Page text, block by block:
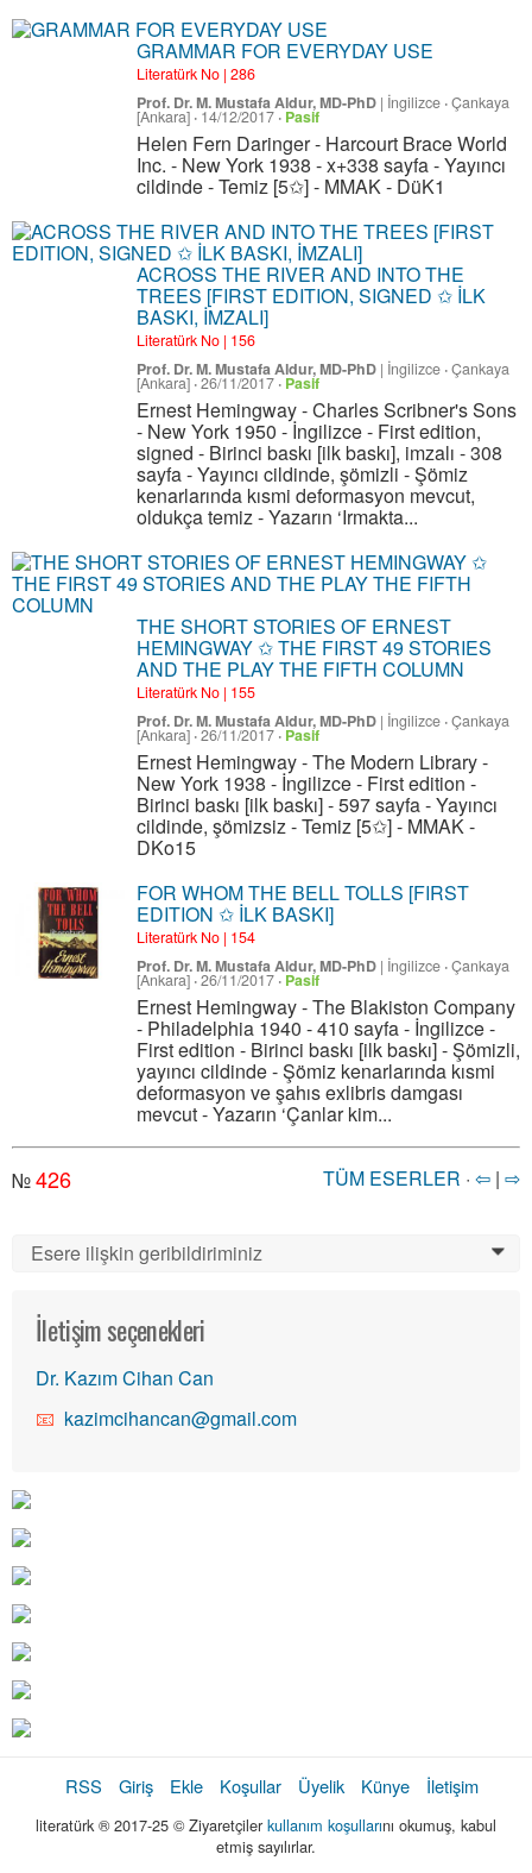
GRAMMAR FOR EVERYDAY USE
Literatürk No | 286
Prof. Dr. M. Mustafa Aldur, MD-PhD | İngilizce ·Çankaya
[Ankara] · 14/12/2017 · Pasif
Helen Fern Daringer - Harcourt Brace World
Inc. - New York 1938 - x+338 sayfa - Yayıncı
cildinde - Temiz [5✩] - MMAK - DüK1
ACROSS THE RIVER AND INTO THE
TREES [FIRST EDITION, SIGNED ✩ İLK
BASKI, İMZALI]
Literatürk No | 156
Prof. Dr. M. Mustafa Aldur, MD-PhD | İngilizce ·Çankaya
[Ankara] ·26/11/2017 · Pasif
Ernest Hemingway - Charles Scribner's Sons
- New York 1950 - İngilizce - First edition,
signed - Birinci baskı [ilk baskı], imzalı - 308
sayfa - Yayıncı cildinde, şömizli - Şömiz
kenarlarında kısmi deformasyon mevcut,
oldukça temiz - Yazarın ‘Irmakta...
THE SHORT STORIES OF ERNEST
HEMINGWAY ✩ THE FIRST 49 STORIES
AND THE PLAY THE FIFTH COLUMN
Literatürk No | 155
Prof. Dr. M. Mustafa Aldur, MD-PhD | İngilizce ·Çankaya
[Ankara] ·26/11/2017 · Pasif
Ernest Hemingway - The Modern Library -
New York 1938 - İngilizce - First edition -
Birinci baskı [ilk baskı] - 597 sayfa - Yayıncı
cildinde, şömizsiz - Temiz [5✩] - MMAK -
DKo15
FOR WHOM THE BELL TOLLS [FIRST
EDITION ✩ İLK BASKI]
Literatürk No | 154
Prof. Dr. M. Mustafa Aldur, MD-PhD | İngilizce ·Çankaya
[Ankara] ·26/11/2017 · Pasif
Ernest Hemingway - The Blakiston Company
- Philadelphia 1940 - 410 sayfa - İngilizce -
First edition - Birinci baskı [ilk baskı] - Şömizli,
yayıncı cildinde - Şömiz kenarlarında kısmi
deformasyon ve şahıs exlibris damgası
mevcut - Yazarın ‘Çanlar kim...
№426 TÜM ESERLER · ⇦ | ⇨
Esere ilişkin geribildiriminiz 0
İletişim seçenekleri
Dr. Kazım Cihan Can
kazimcihancan@gmail.com
RSS Giriş Ekle Koşullar Üyelik Künye İletişim
literatürk ® 2017-25 © Ziyaretçiler kullanım koşullarını okumuş, kabul
etmiş sayılırlar.